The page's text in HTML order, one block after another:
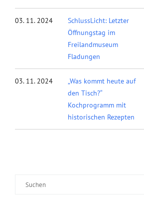
03. 11. 2024
SchlussLicht: Letzter
Öffnungstag im
Freilandmuseum
Fladungen
03. 11. 2024
„Was kommt heute auf
den Tisch?“
Kochprogramm mit
historischen Rezepten